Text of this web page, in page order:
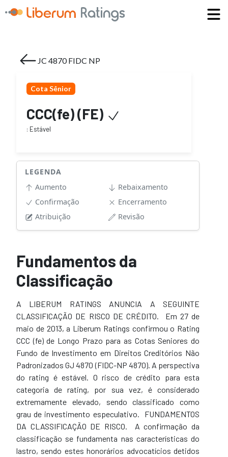
JC 4870 FIDC NP
Cota Sênior
CCC(fe)(FE)
: Estável
LEGENDA
Aumento
Rebaixamento
Confirmação
Encerramento
Atribuição
Revisão
Fundamentos da
Classificação
A LIBERUM RATINGS ANUNCIA A SEGUINTE
CLASSIFICAÇÃO DE RISCO DE CRÉDITO. Em 27 de
maio de 2013, a Liberum Ratings confirmou o Rating
CCC (fe) de Longo Prazo para as Cotas Seniores do
Fundo de Investimento em Direitos Creditórios Não
Padronizados GJ 4870 (FIDC-NP 4870). A perspectiva
do rating é estável. O risco de crédito para esta
categoria de rating, por sua vez, é considerado
extremamente elevado, sendo classificado como
grau de investimento especulativo. FUNDAMENTOS
DA CLASSIFICAÇÃO DE RISCO. A confirmação da
classificação se fundamenta nas características do
lastro, sendo estes honorários advocatícios detidos